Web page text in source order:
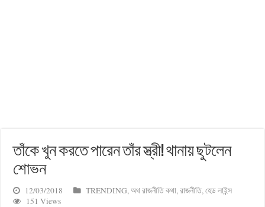
তাঁকে খুন করতে পারেন তাঁর স্ত্রী! থানায় ছুটলেন
শোভন
12/03/2018 TRENDING,অথ রাজনীতি কথা,রাজনীতি,হেড লাইন্স
151 Views